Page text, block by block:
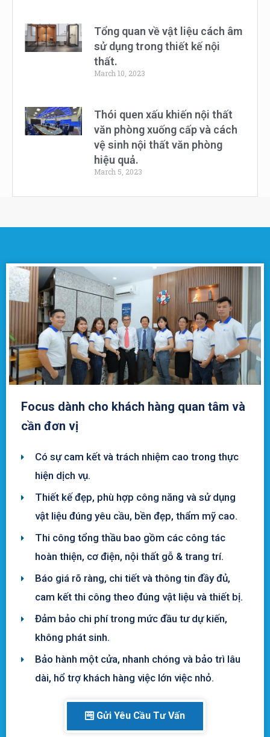
Tổng quan về vật liệu cách âm
sử dụng trong thiết kế nội
thất.
March 10, 2023
Thói quen xấu khiến nội thất
văn phòng xuống cấp và cách
vệ sinh nội thất văn phòng
hiệu quả.
March 5, 2023
Focus dành cho khách hàng quan tâm và
cần đơn vị
Có sự cam kết và trách nhiệm cao trong thực
hiện dịch vụ.
Thiết kế đẹp, phù hợp công năng và sử dụng
vật liệu đúng yêu cầu, bền đẹp, thẩm mỹ cao.
Thi công tổng thầu bao gồm các công tác
hoàn thiện, cơ điện, nội thất gỗ & trang trí.
Báo giá rõ ràng, chi tiết và thông tin đầy đủ,
cam kết thi công theo đúng vật liệu và thiết bị.
Đảm bảo chi phí trong mức đầu tư dự kiến,
không phát sinh.
Bảo hành một cửa, nhanh chóng và bảo trì lâu
dài, hổ trợ khách hàng việc lớn việc nhỏ.
Gửi Yêu Cầu Tư Vấn